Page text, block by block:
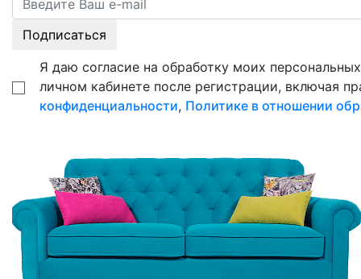
Подписаться
Я даю согласие на обработку моих
личном кабинете после регистрации, включая
конфиденциальности, Политике в отношении